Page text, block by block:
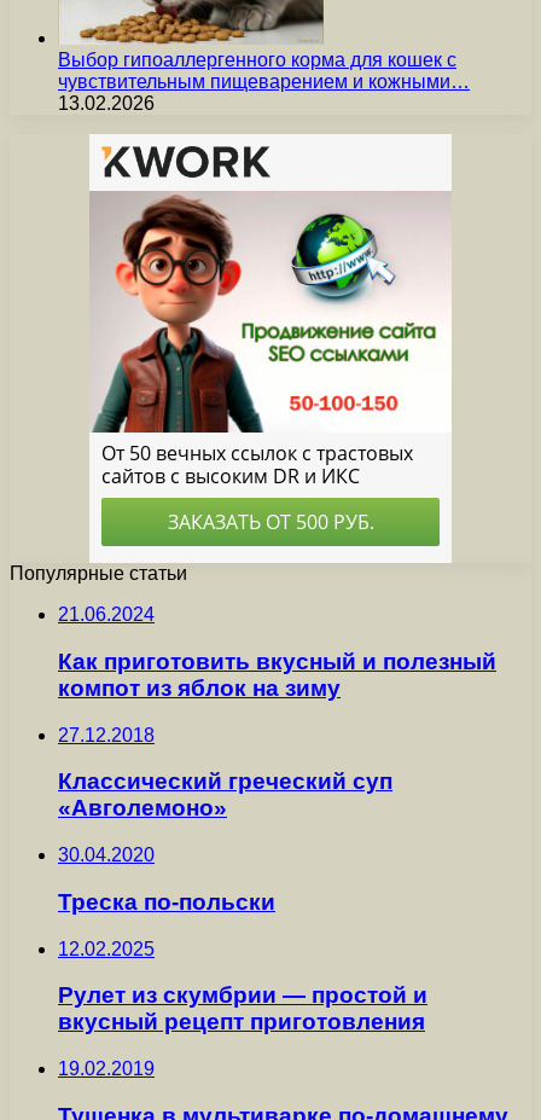
Выбор гипоаллергенного корма для кошек с
чувствительным пищеварением и кожными…
13.02.2026
Популярные статьи
21.06.2024
Как приготовить вкусный и полезный
компот из яблок на зиму
27.12.2018
Классический греческий суп
«Авголемоно»
30.04.2020
Треска по-польски
12.02.2025
Рулет из скумбрии — простой и
вкусный рецепт приготовления
19.02.2019